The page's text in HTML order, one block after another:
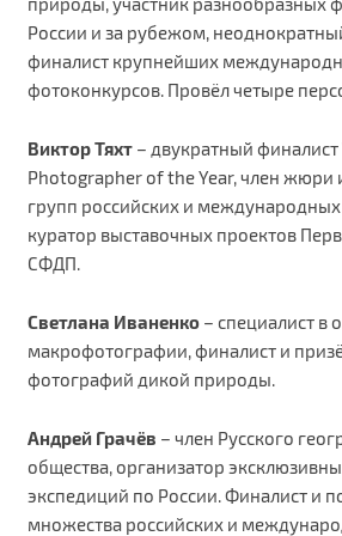
России и за рубежом,
финалист крупнейших
фотоконкурсов. Провёл четыре
Виктор Тяхт – двукратный
Photographer of the Year, член жюри
групп российских и
куратор выставочных проектов
СФДП.
Светлана Иваненко – специалист в
макрофотографии, финалист и
фотографий дикой природы.
Андрей Грачёв – член Русского
общества, организатор
экспедиций по России. Финалист и
множества российских и